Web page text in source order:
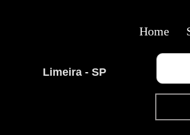
Limeira - SP
Home